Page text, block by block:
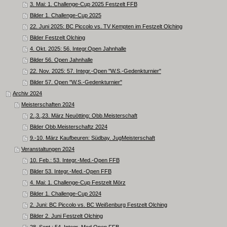
3. Mai: 1. Challenge-Cup 2025 Festzelt FFB
Bilder 1. Challenge-Cup 2025
22. Juni 2025: BC Piccolo vs. TV Kempten im Festzelt Olching
Bilder Festzelt Olching
4. Okt. 2025: 56. Integr.Open Jahnhalle
Bilder 56. Open Jahnhalle
22. Nov. 2025: 57. Integr.-Open "W.S.-Gedenkturnier"
Bilder 57. Open "W.S.-Gedenkturnier"
Archiv 2024
Meisterschaften 2024
2.,3.,23. März Neuötting: Obb.Meisterschaft
Bilder Obb.Meisterschaftz 2024
9.-10. März Kaufbeuren: Südbay. JugMeisterschaft
Veranstaltungen 2024
10. Feb.: 53. Integr.-Med.-Open FFB
Bilder 53. Integr.-Med.-Open FFB
4. Mai: 1. Challenge-Cup Festzelt Mörz
Bilder 1. Challenge-Cup 2024
2. Juni: BC Piccolo vs. BC Weißenburg Festzelt Olching
Bilder 2. Juni Festzelt Olching